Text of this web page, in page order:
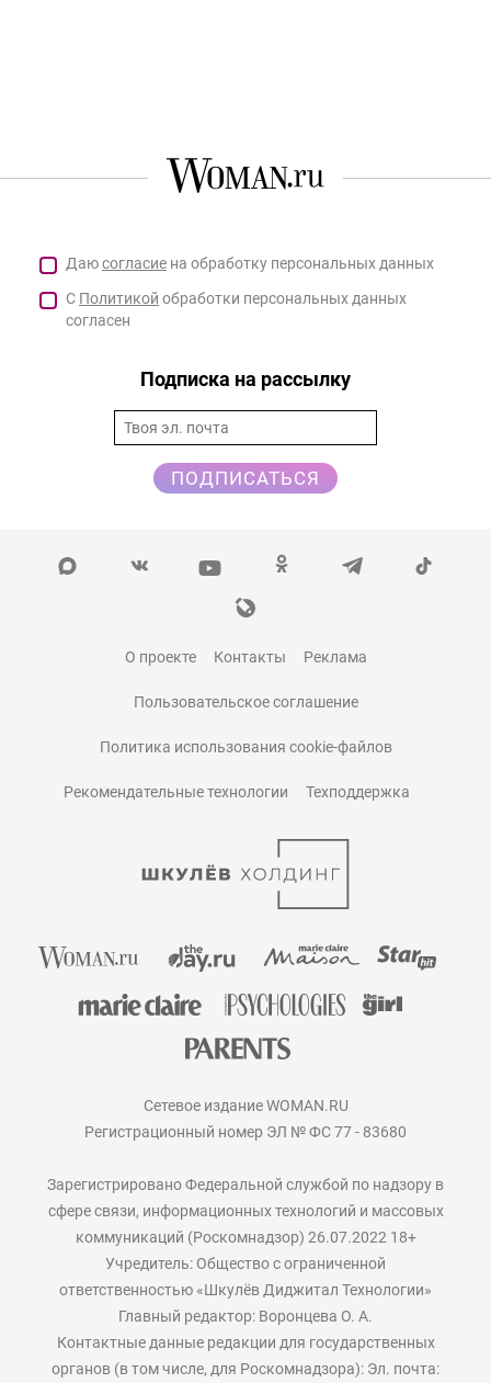
Даюсогласие на обработку персональных данных
С Политикой обработки персональных данных
согласен
Подписка на рассылку
ПОДПИСАТЬСЯ
О проекте Контакты Реклама
Пользовательское соглашение
Политика использования cookie-файлов
Рекомендательные технологии Техподдержка
Сетевое издание WOMAN.RU
Регистрационный номер ЭЛ № ФС 77 - 83680
Зарегистрировано Федеральной службой по надзору в
сфере связи, информационных технологий и массовых
коммуникаций (Роскомнадзор) 26.07.2022 18+
Учредитель: Общество с ограниченной
ответственностью «Шкулёв Диджитал Технологии»
Главный редактор: Воронцева О. А.
Контактные данные редакции для государственных
органов (в том числе, для Роскомнадзора): Эл. почта: